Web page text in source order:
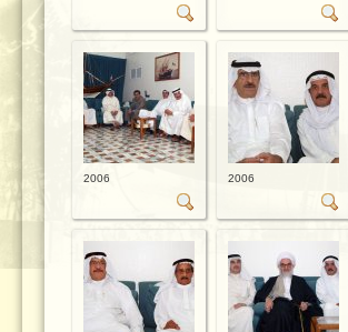
2006 2006